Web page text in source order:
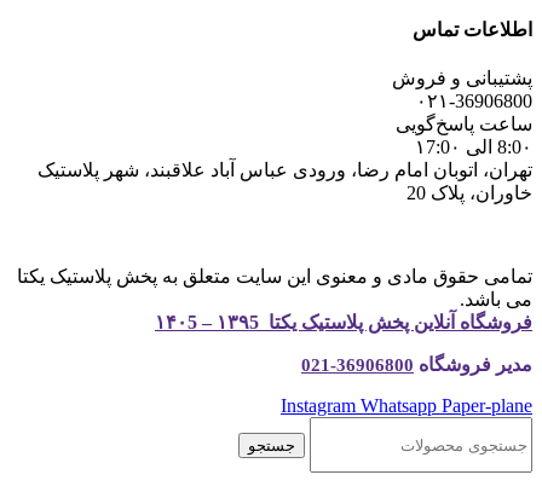
اطلاعات تماس
پشتیبانی و فروش
۰۲۱-36906800
ساعت پاسخ‌گویی
8:0۰ الی ۱7:0۰
تهران، اتوبان امام رضا، ورودی عباس آباد علاقبند، شهر پلاستیک
خاوران، پلاک 20
تمامی حقوق مادی و معنوی این سایت متعلق به پخش پلاستیک یکتا
می باشد.
فروشگاه آنلاین پخش پلاستیک یکتا ۱۳۹5 – ۱۴۰5
مدیر فروشگاه 36906800-021
Instagram Whatsapp Paper-plane
جستجو